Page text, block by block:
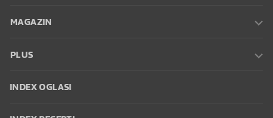
MAGAZIN
PLUS
INDEX OGLASI